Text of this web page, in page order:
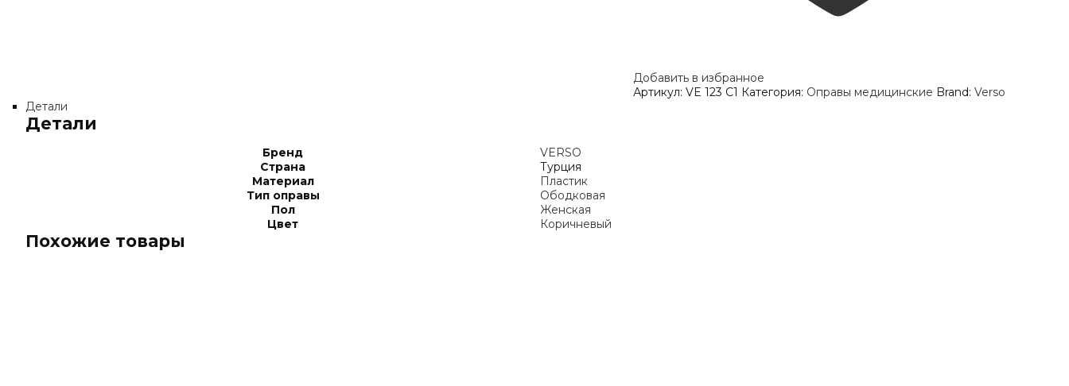
Добавить в избранное
Артикул:VE 123 C1 Категория: Оправы медицинские Brand:Verso
Детали
Детали
Бренд
VERSO
Страна
Турция
Материал
Пластик
Тип оправы
Ободковая
Пол
Женская
Цвет
Коричневый
Похожие товары